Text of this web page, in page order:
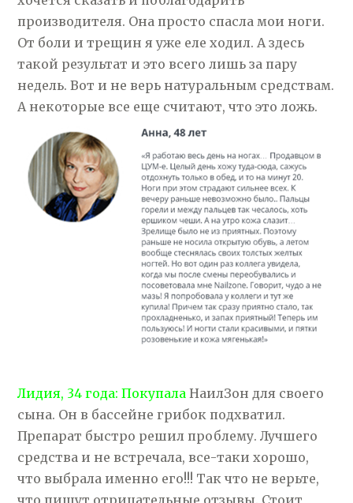
производителя. Она просто спасла мои ноги.
От боли и трещин я уже еле ходил. А здесь
такой результат и это всего лишь за пару
недель. Вот и не верь натуральным средствам.
А некоторые все еще считают, что это ложь.
Лидия, 34 года: Покупала НаилЗон для своего
сына. Он в бассейне грибок подхватил.
Препарат быстро решил проблему. Лучшего
средства и не встречала, все-таки хорошо,
что выбрала именно его!!! Так что не верьте,